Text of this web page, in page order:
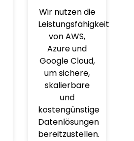
Wir nutzen die
Leistungsfähigkeit
von AWS,
Azure und
Google Cloud,
um sichere,
skalierbare
und
kostengünstige
Datenlösungen
bereitzustellen.